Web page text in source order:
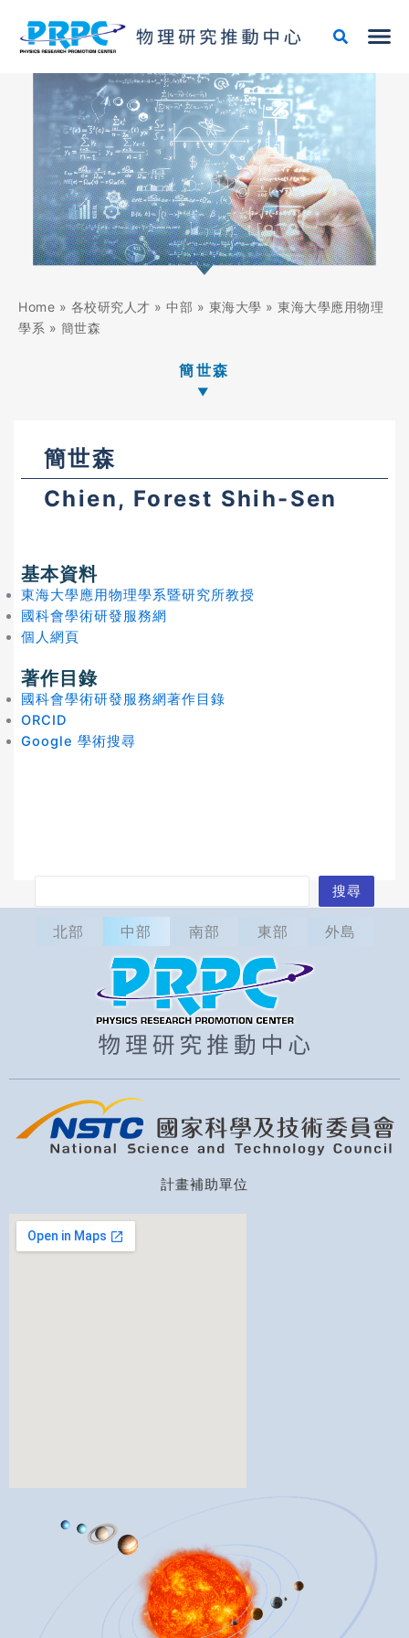
Home » 各校研究人才 » 中部 » 東海大學 » 東海大學應用物理
學系 » 簡世森
簡世森
簡世森
Chien, Forest Shih-Sen
基本資料
東海大學應用物理學系暨研究所教授
國科會學術研發服務網
個人網頁
著作目錄
國科會學術研發服務網著作目錄
ORCID
Google 學術搜尋
搜尋
北部 中部 南部 東部 外島
計畫補助單位